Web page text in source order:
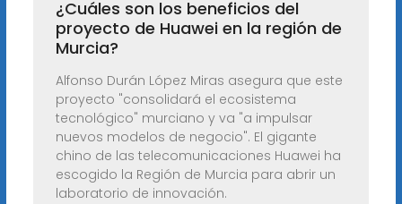
¿Cuáles son los beneficios del
proyecto de Huawei en la región de
Murcia?
Alfonso Durán López Miras asegura que este
proyecto "consolidará el ecosistema
tecnológico" murciano y va "a impulsar
nuevos modelos de negocio". El gigante
chino de las telecomunicaciones Huawei ha
escogido la Región de Murcia para abrir un
laboratorio de innovación.